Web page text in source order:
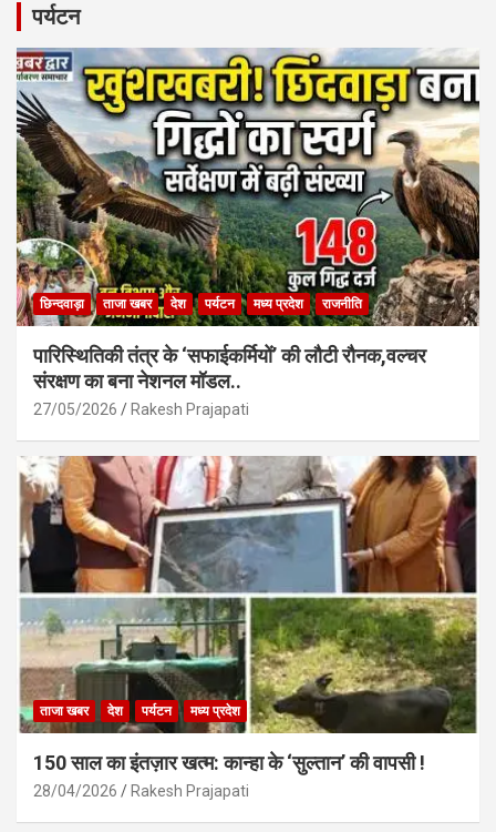
b
o
o
k
A
p
p
पर्यटन
छिन्दवाड़ा ताजा खबर देश पर्यटन मध्य प्रदेश राजनीति
पारिस्थितिकी तंत्र के ‘सफाईकर्मियों’ की लौटी रौनक,वल्चर
संरक्षण का बना नेशनल मॉडल..
27/05/2026 Rakesh Prajapati
ताजा खबर देश पर्यटन मध्य प्रदेश
150 साल का इंतज़ार खत्म: कान्हा के ‘सुल्तान’ की वापसी !
28/04/2026 Rakesh Prajapati